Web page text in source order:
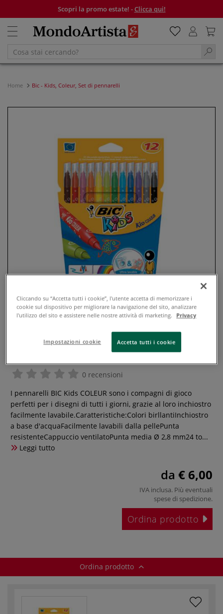
Scopri la promo estate! -Clicca qui!
Home Bic - Kids, Coleur, Set di pennarelli
Bic - Kids, Coleur, Set di pennarelli
0 recensioni
I pennarelli BIC Kids COLEUR sono i compagni di gioco
perfetti per i disegni di tutti i giorni, grazie al loro inchiostro
facilmente lavabile.Caratteristiche:Colori birllantiInchiostro
a base d'acquaFacilmente lavabili dalla pellePunta
resistenteCappuccio ventilatoPunta media Ø 2,8 mm24 to...
Leggi tutto
da € 6,00
IVA inclusa. Più eventuali
spese di spedizione.
Ordina prodotto
Ordina prodotto
Cliccando su “Accetta tutti i cookie”, l'utente accetta di memorizzare i
cookie sul dispositivo per migliorare la navigazione del sito, analizzare
l'utilizzo del sito e assistere nelle nostre attività di marketing.
Privacy
Impostazioni cookie Accetta tutti i cookie